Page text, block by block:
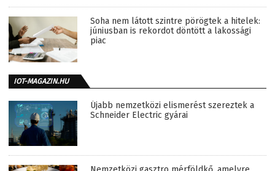
Soha nem látott szintre pörögtek a hitelek:
júniusban is rekordot döntött a lakossági
piac
IOT-MAGAZIN.HU
Újabb nemzetközi elismerést szereztek a
Schneider Electric gyárai